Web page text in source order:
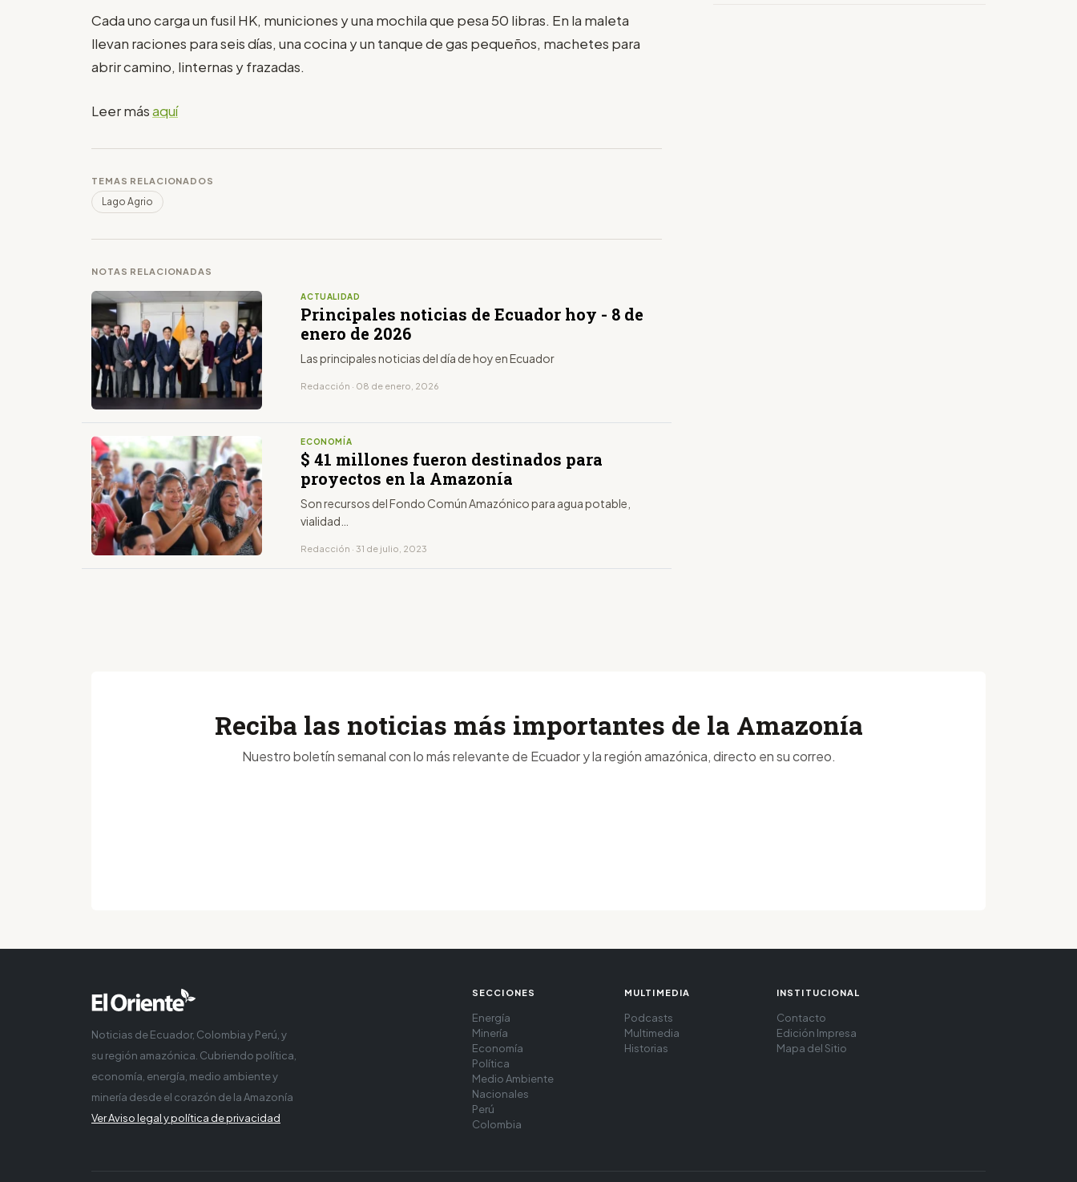
Cada uno carga un fusil HK, municiones y una mochila que pesa 50 libras. En la maleta
llevan raciones para seis días, una cocina y un tanque de gas pequeños, machetes para
abrir camino, linternas y frazadas.
Leer másaquí
TEMAS RELACIONADOS
Lago Agrio
NOTAS RELACIONADAS
ACTUALIDAD
Principales noticias de Ecuador hoy - 8 de
enero de 2026
Las principales noticias del día de hoy en Ecuador
Redacción · 08 de enero, 2026
ECONOMÍA
$ 41 millones fueron destinados para
proyectos en la Amazonía
Son recursos del Fondo Común Amazónico para agua potable,
vialidad…
Redacción · 31 de julio, 2023
Reciba las noticias más importantes de la Amazonía
Nuestro boletín semanal con lo más relevante de Ecuador y la región amazónica, directo en su correo.
Noticias de Ecuador, Colombia y Perú, y
su región amazónica. Cubriendo política,
economía, energía, medio ambiente y
minería desde el corazón de la Amazonía
Ver Aviso legal y política de privacidad
SECCIONES
Energía
Minería
Economía
Política
Medio Ambiente
Nacionales
Perú
Colombia
MULTIMEDIA
Podcasts
Multimedia
Historias
INSTITUCIONAL
Contacto
Edición Impresa
Mapa del Sitio